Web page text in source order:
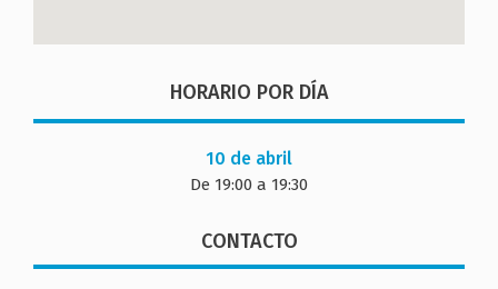
HORARIO POR DÍA
10 de abril
De 19:00 a 19:30
CONTACTO